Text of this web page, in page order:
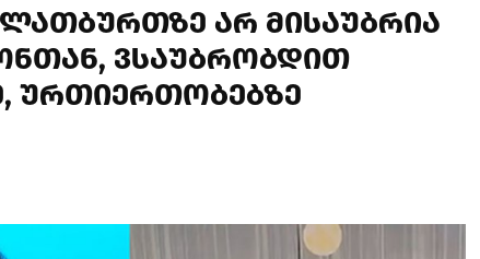
არ მისაუბრია
ვსაუბრობდით
ურთიერთობებზე